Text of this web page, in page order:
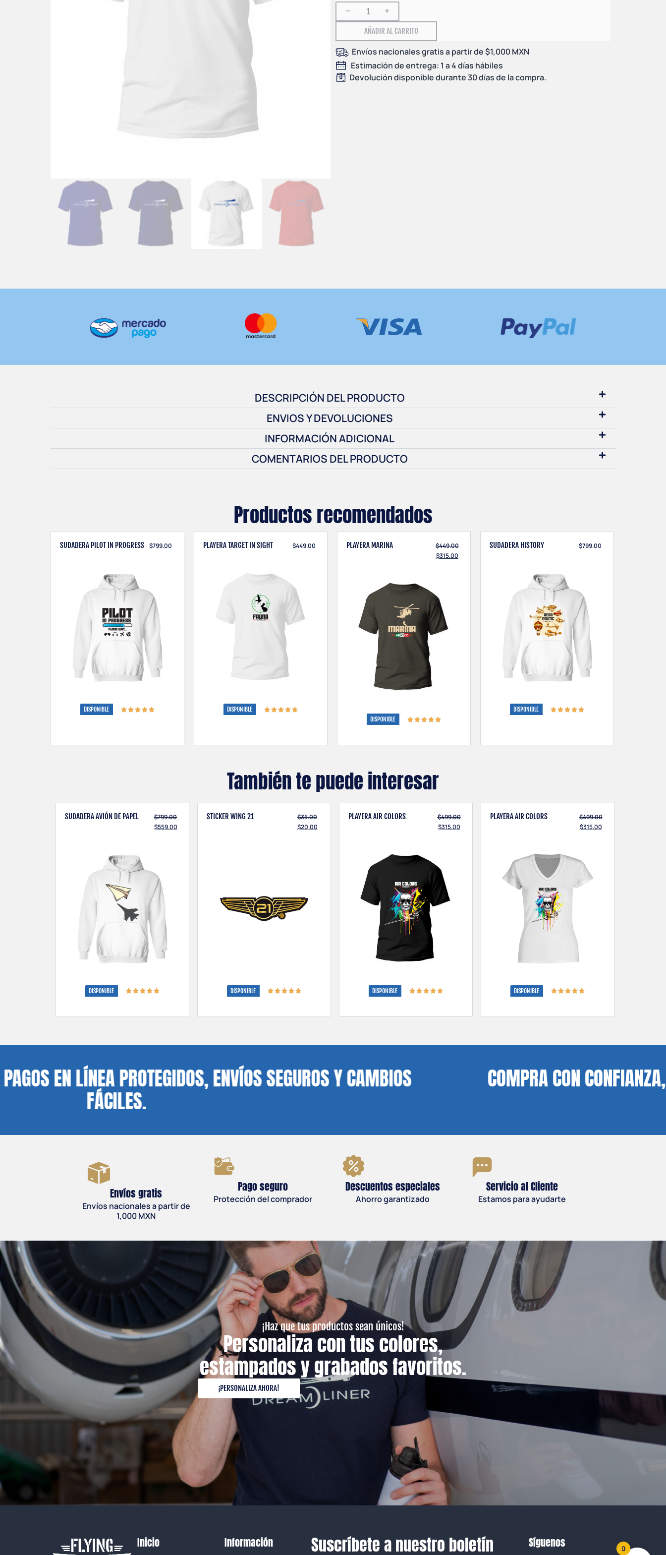
- +
AÑADIR AL CARRITO
Envíos nacionales gratis a partir de $1,000 MXN
Estimación de entrega: 1 a 4 días hábiles
Devolución disponible durante 30 días de la compra.
DESCRIPCIÓN DEL PRODUCTO
ENVIOS Y DEVOLUCIONES
INFORMACIÓN ADICIONAL
COMENTARIOS DEL PRODUCTO
Productos recomendados
SUDADERA PILOT IN PROGRESS $799.00
DISPONIBLE
PLAYERA TARGET IN SIGHT $449.00
DISPONIBLE
PLAYERA MARINA $449.00
$315.00
DISPONIBLE
SUDADERA HISTORY $799.00
DISPONIBLE
También te puede interesar
SUDADERA AVIÓN DE PAPEL $799.00
$559.00
DISPONIBLE
STICKER WING 21 $35.00
$20.00
DISPONIBLE
PLAYERA AIR COLORS $499.00
$315.00
DISPONIBLE
PLAYERA AIR COLORS $499.00
$315.00
DISPONIBLE
LÍNEA PROTEGIDOS, ENVÍOS SEGUROS Y CAMBIOS
FÁCILES.
COMPRA CON CONFIANZA,
Envíos gratis
Envíos nacionales a partir de
1,000 MXN
Pago seguro
Protección del comprador
Descuentos especiales
Ahorro garantizado
Servicio al Cliente
Estamos para ayudarte
¡Haz que tus productos sean únicos!
Personaliza con tus colores,
estampados y grabados favoritos.
¡PERSONALIZA AHORA!
Inicio Información Suscríbete a nuestro boletín Síguenos 0